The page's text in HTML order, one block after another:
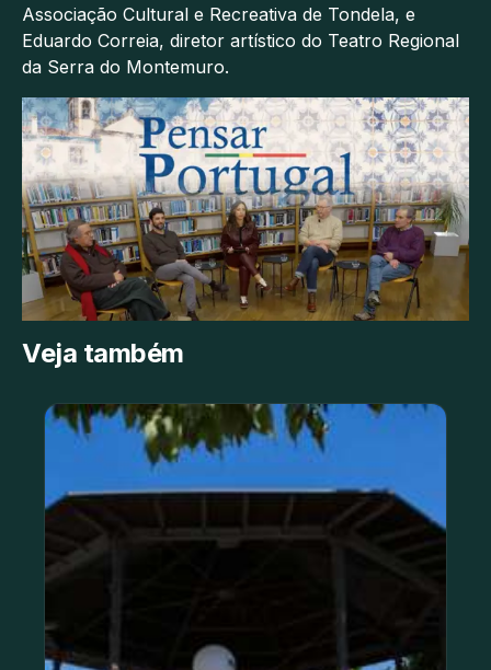
Associação Cultural e Recreativa de Tondela, e
Eduardo Correia, diretor artístico do Teatro Regional
da Serra do Montemuro.
Veja também